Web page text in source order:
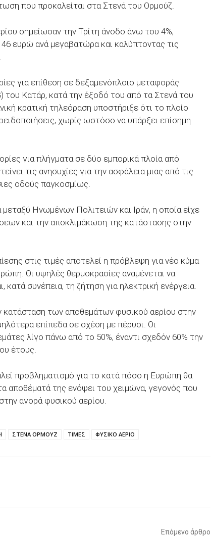
που προκαλείται στα Στενά του Ορμούζ.
σημείωσαν την Τρίτη άνοδο άνω του 4%,
ευρώ ανά μεγαβατώρα και καλύπτοντας τις
για επίθεση σε δεξαμενόπλοιο μεταφοράς
του Κατάρ, κατά την έξοδό του από τα Στενά του
κρατική τηλεόραση υποστήριξε ότι το πλοίο
χωρίς ωστόσο να υπάρξει επίσημη
για πλήγματα σε δύο εμπορικά πλοία από
τις ανησυχίες για την ασφάλεια μιας από τις
οδούς παγκοσμίως.
Ηνωμένων Πολιτειών και Ιράν, η οποία είχε
και την αποκλιμάκωση της κατάστασης στην
στις τιμές αποτελεί η πρόβλεψη για νέο κύμα
Οι υψηλές θερμοκρασίες αναμένεται να
κατά συνέπεια, τη ζήτηση για ηλεκτρική ενέργεια.
κατάσταση των αποθεμάτων φυσικού αερίου στην
επίπεδα σε σχέση με πέρυσι. Οι
λίγο πάνω από το 50%, έναντι σχεδόν 60% την
έτους.
προβληματισμό για το κατά πόσο η Ευρώπη θα
αποθέματά της ενόψει του χειμώνα, γεγονός που
αγορά φυσικού αερίου.
ΣΤΕΝΑ ΟΡΜΟΥΖ ΤΙΜΕΣ ΦΥΣΙΚΟ ΑΕΡΙΟ
Επόμενο άρθρο